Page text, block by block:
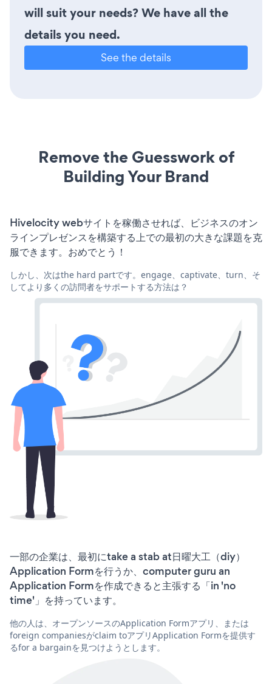
will suit your needs? We have all the
details you need.
See the details
Remove the Guesswork of
Building Your Brand
Hivelocity webサイトを稼働させれば、ビジネスのオン
ラインプレゼンスを構築する上での最初の大きな課題を克
服できます。おめでとう！
しかし、次はthe hard partです。engage、captivate、turn、そ
してより多くの訪問者をサポートする方法は？
一部の企業は、最初にtake a stab at日曜大工（diy）
Application Formを行うか、computer guru an
Application Formを作成できると主張する「in 'no
time'」を持っています。
他の人は、オープンソースのApplication Formアプリ、または
foreign companiesがclaim toアプリApplication Formを提供す
るfor a bargainを見つけようとします。